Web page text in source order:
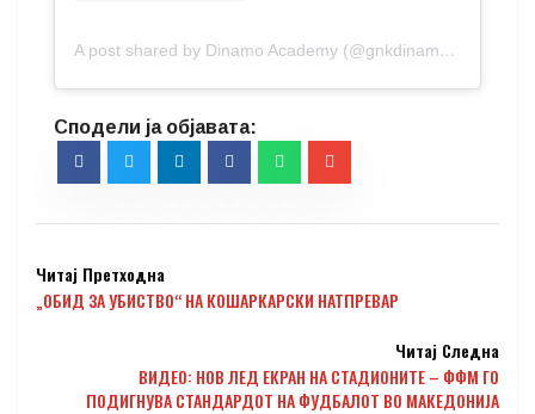
A post shared by Dinamo Academy (@gnkdinamo.academy)
Читај Претходна
„ОБИД ЗА УБИСТВО“ НА КОШАРКАРСКИ НАТПРЕВАР
Читај Следна
ВИДЕО: НОВ ЛЕД ЕКРАН НА СТАДИОНИТЕ – ФФМ ГО
ПОДИГНУВА СТАНДАРДОТ НА ФУДБАЛОТ ВО МАКЕДОНИЈА